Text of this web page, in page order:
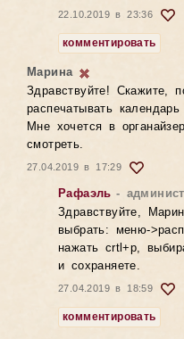
22.10.2019 в 23:36
комментировать
Марина
Здравствуйте! Скажите,
распечатывать
Мне хочется в
смотреть.
27.04.2019 в 17:29
Рафаэль -
Здравствуйте,
выбрать: меню-
нажать crtl+p,
и сохраняете.
27.04.2019 в 18:59
комментировать